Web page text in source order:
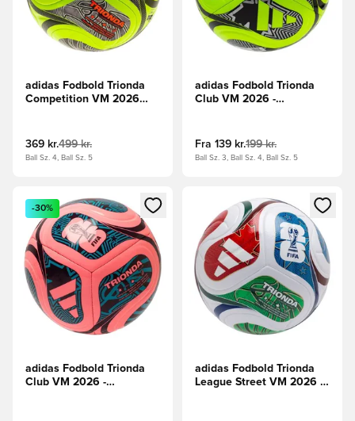
adidas Fodbold Trionda
Competition VM 2026
369 kr.499 kr.
Ball Sz. 4, Ball Sz. 5
adidas Fodbold Trionda
Club VM 2026 -
Fra 139 kr.199 kr.
Ball Sz. 3, Ball Sz. 4, Ball Sz. 5
Åbner en Modal til at logge ind eller tilmelde dig som
-30%
adidas Fodbold Trionda
Club VM 2026 -
Åbner en Modal til at logge
adidas Fodbold Trionda
League Street VM 2026 -